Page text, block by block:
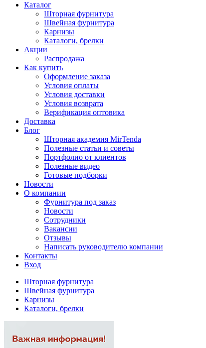
Каталог
Шторная фурнитура
Швейная фурнитура
Карнизы
Каталоги, брелки
Акции
Распродажа
Как купить
Оформление заказа
Условия оплаты
Условия доставки
Условия возврата
Верификация оптовика
Доставка
Блог
Шторная академия MirTenda
Полезные статьи и советы
Портфолио от клиентов
Полезные видео
Готовые подборки
Новости
О компании
Фурнитура под заказ
Новости
Сотрудники
Вакансии
Отзывы
Написать руководителю компании
Контакты
Вход
Шторная фурнитура
Швейная фурнитура
Карнизы
Каталоги, брелки